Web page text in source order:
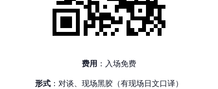
费用 ：入场免费
形式 ：对谈、现场黑胶（有现场日文口译）